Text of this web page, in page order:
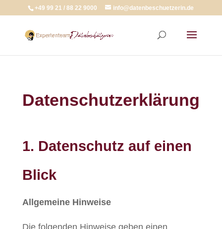
+49 99 21 / 88 22 9000 info@datenbeschuetzerin.de
Datenschutzerklärung
1. Datenschutz auf einen
Blick
Allgemeine Hinweise
Die folgenden Hinweise geben einen